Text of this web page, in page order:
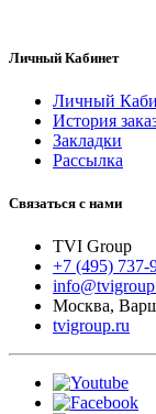
Личный Кабинет
Личный
История
Закладки
Рассылка
Связаться с нами
TVI Group
+7 (495) 737-
Москва,
tvigroup.ru